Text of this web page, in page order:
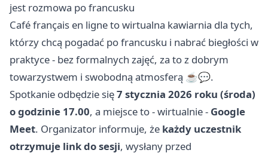
jest rozmowa po francusku
Café français en ligne to wirtualna kawiarnia dla tych,
którzy chcą pogadać po francusku i nabrać biegłości w
praktyce - bez formalnych zajęć, za to z dobrym
towarzystwem i swobodną atmosferą ☕️💬.
Spotkanie odbędzie się7 stycznia 2026 roku (środa)
o godzinie 17.00, a miejsce to - wirtualnie - Google
Meet. Organizator informuje, że każdy uczestnik
otrzymuje link do sesji, wysłany przed